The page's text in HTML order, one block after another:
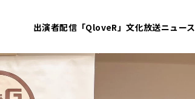
出演者配信「QloveR」文化放送ニュース